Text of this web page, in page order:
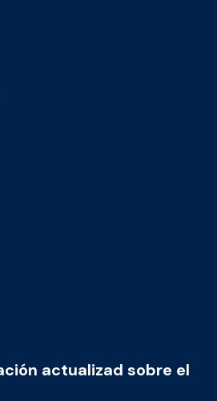
actualizad sobre el